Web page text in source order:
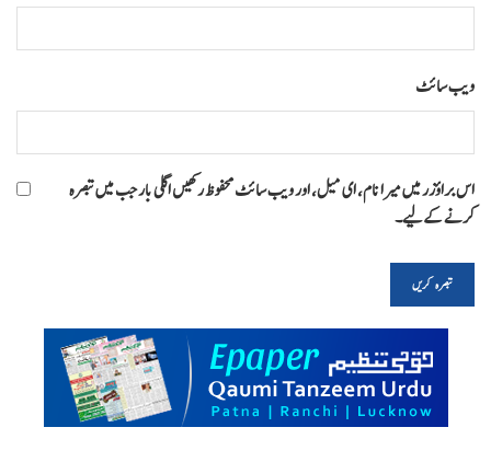
ویب‌ سائٹ
اس براؤزر میں میرا نام، ای میل، اور ویب سائٹ محفوظ رکھیں اگلی بار جب میں تبصرہ
کرنے کےلیے۔